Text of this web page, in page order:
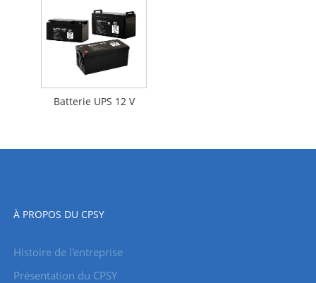
Batterie UPS 12 V
À PROPOS DU CPSY
Histoire de l'entreprise
Présentation du CPSY